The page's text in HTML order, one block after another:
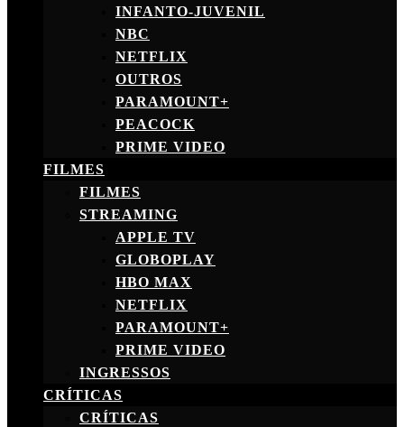
INFANTO-JUVENIL
NBC
NETFLIX
OUTROS
PARAMOUNT+
PEACOCK
PRIME VIDEO
FILMES
FILMES
STREAMING
APPLE TV
GLOBOPLAY
HBO MAX
NETFLIX
PARAMOUNT+
PRIME VIDEO
INGRESSOS
CRÍTICAS
CRÍTICAS